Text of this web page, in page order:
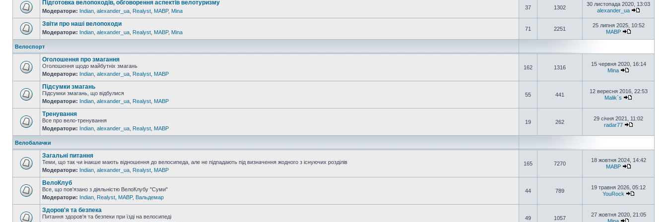
Підготовка велопоходів, обговорення аспектів велотуризму
Модератори: Indian alexander_ua Realyst MABP, Mina
37 1302
30 листопада 2020, 13:03
alexander_ua
Звіти про наші велопоходи
Модератори: Indian alexander_ua Realyst MABP, Mina
71 2251
25 липня 2025, 10:52
MABP
Велоспорт
Оголошення про змагання
Оголошення щодо майбутніх змагань
Модератори: Indian alexander_ua Realyst MABP
162 1316
15 червня 2020, 16:14
Mina
Підсумки змагань
Підсумки змагань, що відбулися
Модератори: Indian alexander_ua Realyst MABP
55 441
12 вересня 2016, 22:53
Malik`s
Тренування
Все про вело-тренування
Модератори: Indian alexander_ua Realyst MABP
19 262
29 січня 2021, 11:02
radar77
Велобалачки
Загальні питання
Теми, що так чи інакше мають відношення до велосипеда, але не підпадають під визначення жодного з існуючих розділів
Модератори: Indian alexander_ua Realyst MABP
165 7270
18 жовтня 2024, 14:42
MABP
ВелоКлуб
Все, що пов'язано з діяльністю ВелоКлубу "Суми"
Модератори: Indian Realyst MABP, Вальдемар
44 789
19 травня 2026, 05:12
YouRock
Здоров'я та безпека
Питання здоров'я та безпеки при їзді на велосипеді
49 1057
27 жовтня 2020, 21:05